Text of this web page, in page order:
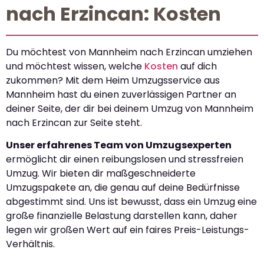
nach Erzincan: Kosten
Du möchtest von Mannheim nach Erzincan umziehen
und möchtest wissen, welche Kosten auf dich
zukommen? Mit dem Heim Umzugsservice aus
Mannheim hast du einen zuverlässigen Partner an
deiner Seite, der dir bei deinem Umzug von Mannheim
nach Erzincan zur Seite steht.
Unser erfahrenes Team von Umzugsexperten
ermöglicht dir einen reibungslosen und stressfreien
Umzug. Wir bieten dir maßgeschneiderte
Umzugspakete an, die genau auf deine Bedürfnisse
abgestimmt sind. Uns ist bewusst, dass ein Umzug eine
große finanzielle Belastung darstellen kann, daher
legen wir großen Wert auf ein faires Preis-Leistungs-
Verhältnis.